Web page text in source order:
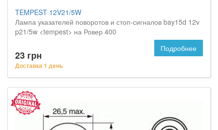
TEMPEST 12V21/5W
Лампа указателей поворотов и стоп-сигналов bay15d 12v
p21/5w <tempest> на Ровер 400
23 грн
Доставка 1 день
Подробнее